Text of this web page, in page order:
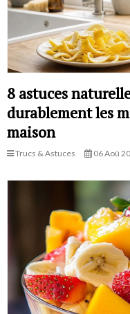
8 astuces
durablement les
maison
Trucs & Astuces 06 Aoû